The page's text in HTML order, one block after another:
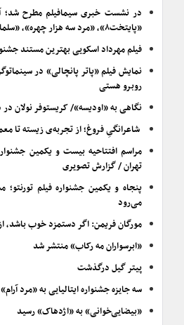
در نشست خبری سیمافیلم مطرح
«پایتخت۸»، «مرد سه هزار چهره»، «سلمان فارسی» و…
فیلم مهرداد اسکویی بهترین مستند
نمایش فیلم «پاتر پانچالی» در
روبرو هستی
نگاهی به «اودیسه»/ کریستوفر نولان
شاعرانگیِ فروغ؛ از تجربه‌ی زیسته تا
مراسم افتتاحیه بیست و یکمین
تهران / گزارش تصویری
پنجاه و یکمین جشنواره فیلم تورنتو؛
می‌رود
مورگان فریمن: اگر دستمزد خوب باشد،
«ابرسواران مه رکاب» منتشر شد
پیتر گیل درگذشت
سه جایزه جشنواره ایتالیایی به «مرد
«بیضایی‌خوانی» به «اژدهاک» رسید